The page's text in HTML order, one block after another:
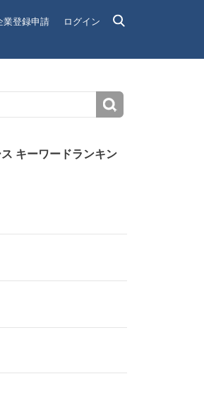
業登録申請 ログイン
キーワードランキン